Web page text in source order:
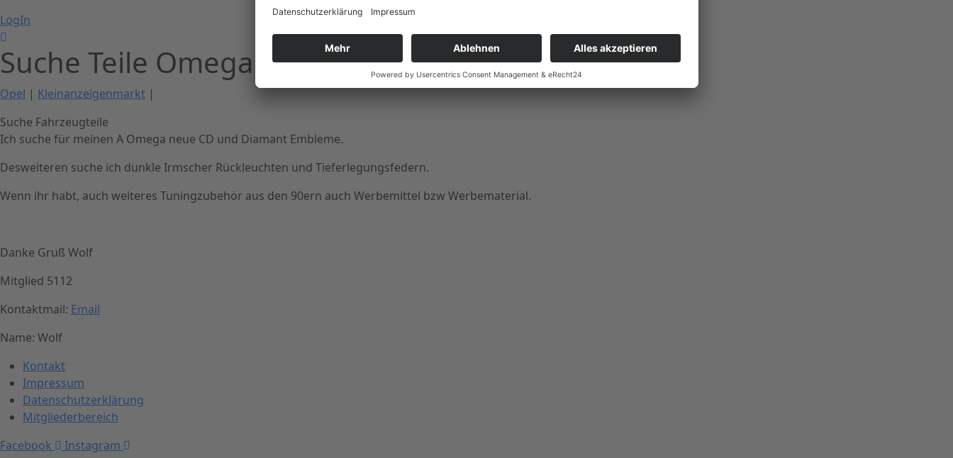
LogIn
Suche Teile Omega A
Opel | Kleinanzeigenmarkt |
Suche Fahrzeugteile
Ich suche für meinen A Omega neue CD und Diamant Embleme.
Desweiteren suche ich dunkle Irmscher Rückleuchten und Tieferlegungsfedern.
Wenn ihr habt, auch weiteres Tuningzubehör aus den 90ern auch Werbemittel bzw Werbematerial.
Danke Gruß Wolf
Mitglied 5112
Kontaktmail: Email
Name: Wolf
Kontakt
Impressum
Datenschutzerklärung
Mitgliederbereich
Facebook
Instagram